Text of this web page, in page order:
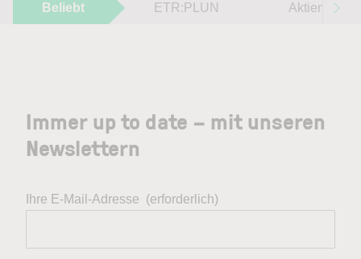
Beliebt ETR:PLUN Aktien im
Immer up to date – mit unseren
Newslettern
Ihre E-Mail-Adresse (erforderlich)